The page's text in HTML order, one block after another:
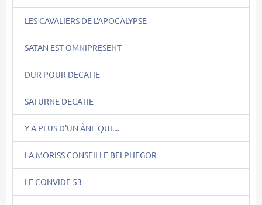
LES CAVALIERS DE L'APOCALYPSE
SATAN EST OMNIPRESENT
DUR POUR DECATIE
SATURNE DECATIE
Y A PLUS D'UN ÂNE QUI....
LA MORISS CONSEILLE BELPHEGOR
LE CONVIDE 53